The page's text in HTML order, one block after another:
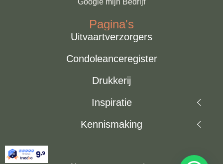
Google mijn Bedrijf
Pagina's
Uitvaartverzorgers
Condoleanceregister
Drukkerij
Inspiratie
Kennismaking